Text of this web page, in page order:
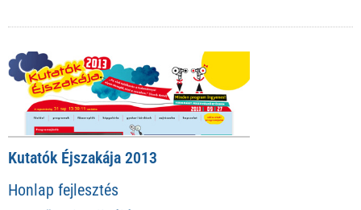
Kutatók Éjszakája 2013
Honlap fejlesztés